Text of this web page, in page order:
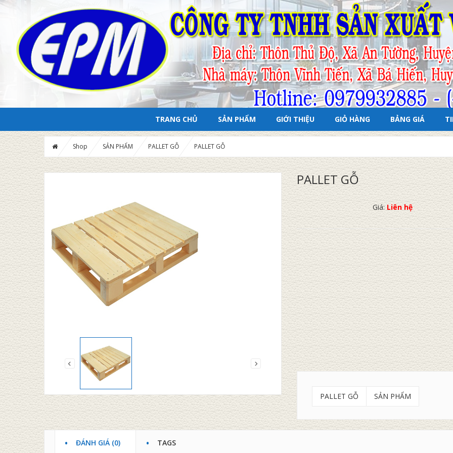
TRANG CHỦ SẢN PHẨM GIỚI THIỆU GIỎ HÀNG BẢNG GIÁ
Shop SẢN PHẨM PALLET GỖ PALLET GỖ
PALLET GỖ
Giá: Liên hệ
THÙNG NHỰA
Đọc tiếp Đọc
PALLET GỖ SẢN PHẨM
ĐÁNH GIÁ (0) TAGS